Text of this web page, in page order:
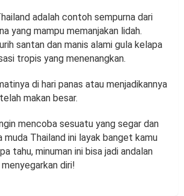
adalah contoh sempurna dari
yang mampu memanjakan lidah.
santan dan manis alami gula kelapa
tropis yang menenangkan.
di hari panas atau menjadikannya
makan besar.
mencoba sesuatu yang segar dan
Thailand ini layak banget kamu
tahu, minuman ini bisa jadi andalan
diri!